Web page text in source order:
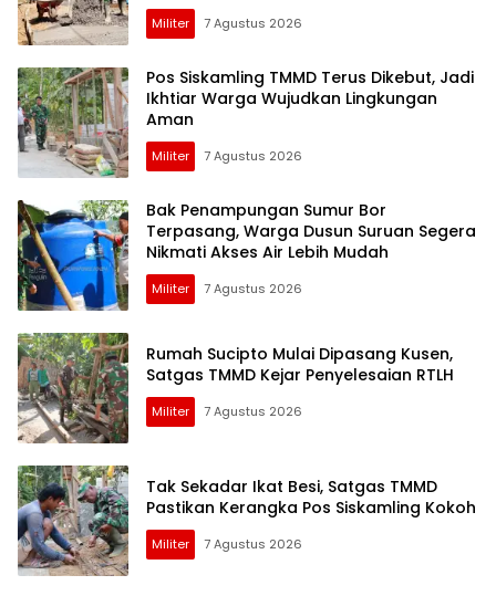
Militer 7 Agustus 2026
Pos Siskamling TMMD Terus Dikebut, Jadi
Ikhtiar Warga Wujudkan Lingkungan
Aman
Militer 7 Agustus 2026
Bak Penampungan Sumur Bor
Terpasang, Warga Dusun Suruan Segera
Nikmati Akses Air Lebih Mudah
Militer 7 Agustus 2026
Rumah Sucipto Mulai Dipasang Kusen,
Satgas TMMD Kejar Penyelesaian RTLH
Militer 7 Agustus 2026
Tak Sekadar Ikat Besi, Satgas TMMD
Pastikan Kerangka Pos Siskamling Kokoh
Militer 7 Agustus 2026